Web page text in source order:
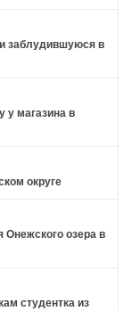
заблудившуюся в
у магазина в
округе
Онежского озера в
студентка из